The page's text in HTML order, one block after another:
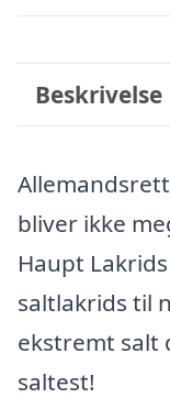
Beskrivelse
bliver ikke
Haupt
saltlakrids til
ekstremt salt
saltest!